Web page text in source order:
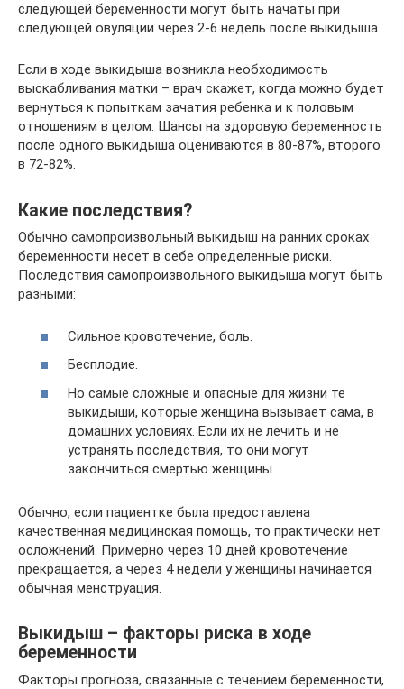
следующей беременности могут быть начаты при
следующей овуляции через 2-6 недель после выкидыша.
Если в ходе выкидыша возникла необходимость
выскабливания матки – врач скажет, когда можно будет
вернуться к попыткам зачатия ребенка и к половым
отношениям в целом. Шансы на здоровую беременность
после одного выкидыша оцениваются в 80-87%, второго
в 72-82%.
Какие последствия?
Обычно самопроизвольный выкидыш на ранних сроках
беременности несет в себе определенные риски.
Последствия самопроизвольного выкидыша могут быть
разными:
Сильное кровотечение, боль.
Бесплодие.
Но самые сложные и опасные для жизни те
выкидыши, которые женщина вызывает сама, в
домашних условиях. Если их не лечить и не
устранять последствия, то они могут
закончиться смертью женщины.
Обычно, если пациентке была предоставлена
качественная медицинская помощь, то практически нет
осложнений. Примерно через 10 дней кровотечение
прекращается, а через 4 недели у женщины начинается
обычная менструация.
Выкидыш – факторы риска в ходе
беременности
Факторы прогноза, связанные с течением беременности,